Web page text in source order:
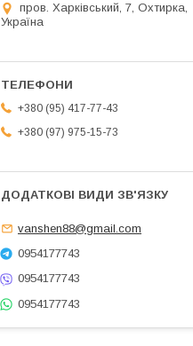
пров. Харківський, 7, Охтирка,
Україна
+380 (95) 417-77-43
+380 (97) 975-15-73
vanshen88@gmail.com
0954177743
0954177743
0954177743